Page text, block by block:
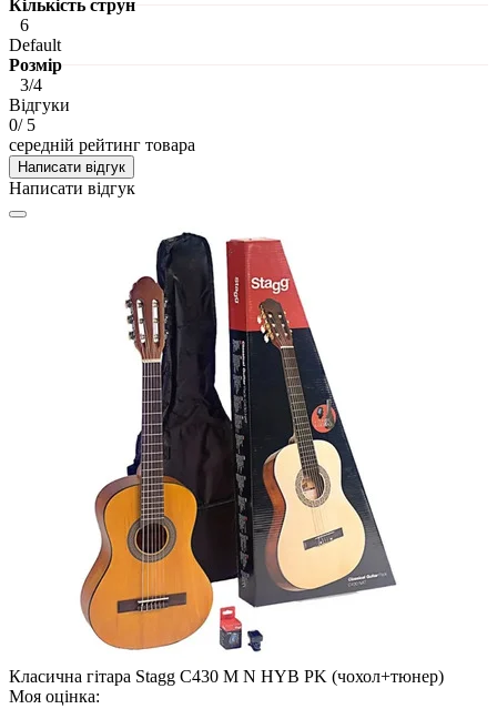
Кількість струн
6
Default
Розмір
3/4
Відгуки
0/ 5
середній рейтинг товара
Написати відгук
Написати відгук
Класична гітара Stagg C430 M N HYB PK (чохол+тюнер)
Моя оцінка: